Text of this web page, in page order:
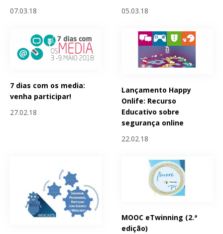
07.03.18
05.03.18
7 dias com os media:
venha participar!
27.02.18
Lançamento Happy
Onlife: Recurso
Educativo sobre
segurança online
22.02.18
MOOC eTwinning (2.ª
edição)